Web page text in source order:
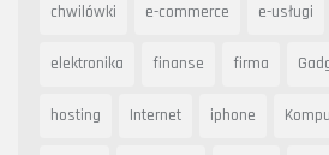
chwilówki e-commerce e-usługi
elektronika finanse firma
hosting Internet iphone